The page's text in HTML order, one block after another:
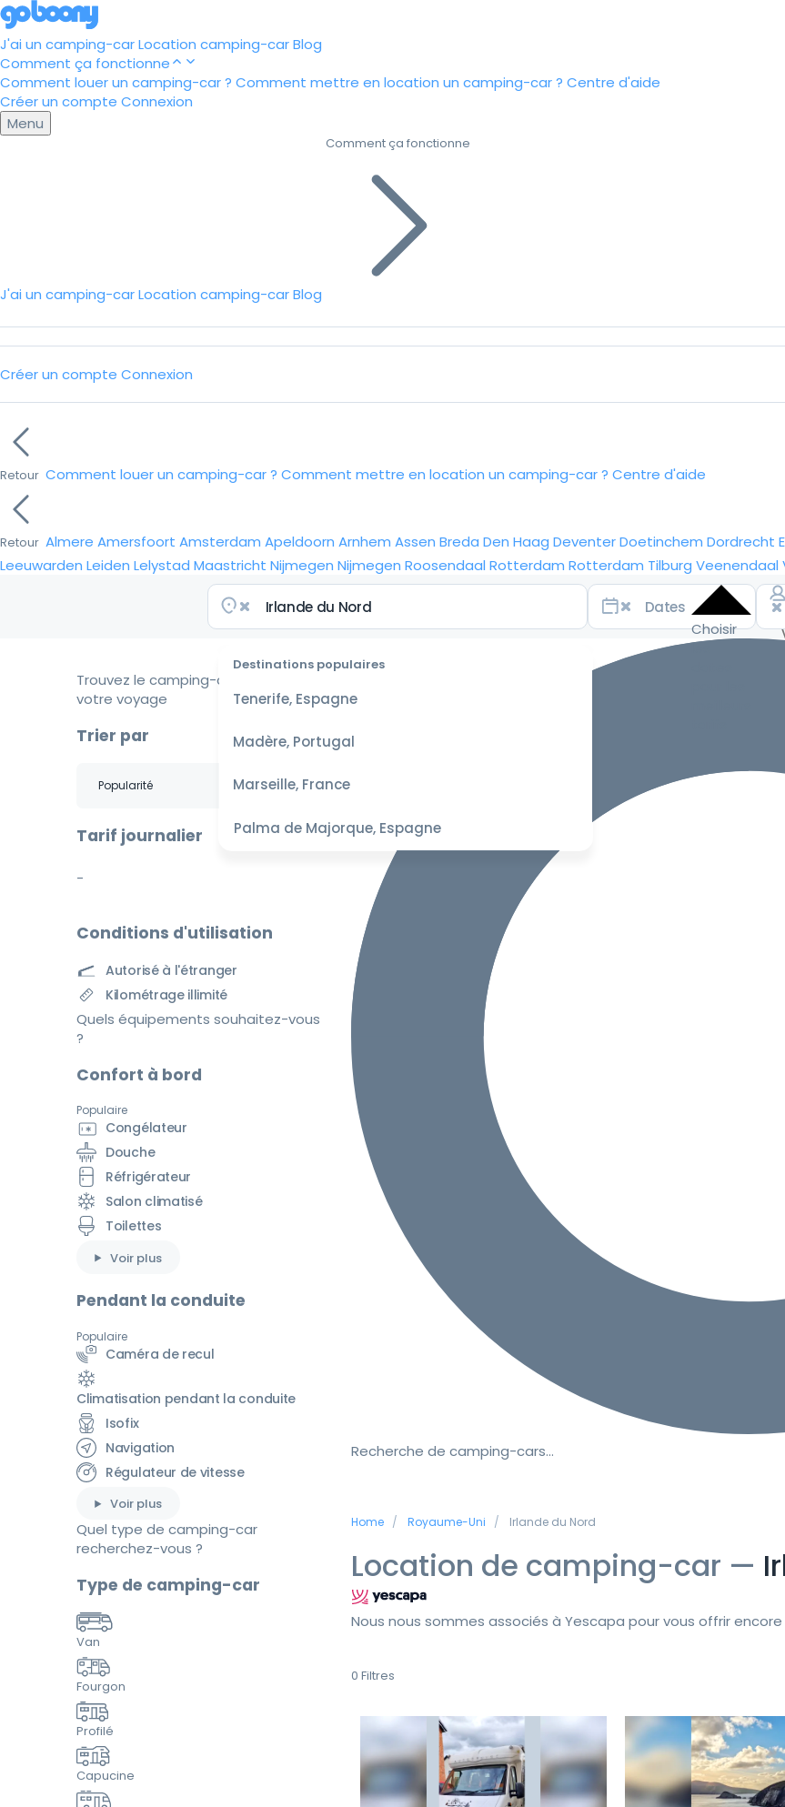
J'ai un camping-carLocation camping-carBlog
Comment ça fonctionne
Comment louer un camping-car ? Comment mettre en location un camping-car ? Centre d'aide
Créer un compte Connexion
Menu
J'ai un camping-carLocation camping-carBlog
Comment ça fonctionne
Créer un compte Connexion
Retour Comment louer un camping-car ? Comment mettre en location un camping-car ? Centre d'aide
Retour Almere Amersfoort Amsterdam Apeldoorn Arnhem Assen Breda Den Haag DeventerDoetinchem Dordrecht
Leeuwarden Leiden Lelystad Maastricht Nijmegen Nijmegen Roosendaal Rotterdam Rotterdam Tilburg Veenendaal
Destinations populaires
Tenerife, Espagne
Madère, Portugal
Marseille, France
Palma de Majorque, Espagne
Choisir
les
Recherche de camping-cars…
Home Royaume-Uni Irlande du Nord
Location de camping-car —
Nous nous sommes associés à Yescapa pour vous offrir
0 Filtres
Trouvez le camping-car idéal pour
votre voyage
Trier par
Tarif journalier
-
Conditions d'utilisation
Autorisé à l'étranger
Kilométrage illimité
Quels équipements souhaitez-vous
?
Confort à bord
Populaire
Congélateur
Douche
Réfrigérateur
Salon climatisé
Toilettes
Voir plus
Pendant la conduite
Populaire
Caméra de recul
Climatisation pendant la conduite
Isofix
Navigation
Régulateur de vitesse
Voir plus
Quel type de camping-car
recherchez-vous ?
Type de camping-car
Van
Fourgon
Profilé
Capucine